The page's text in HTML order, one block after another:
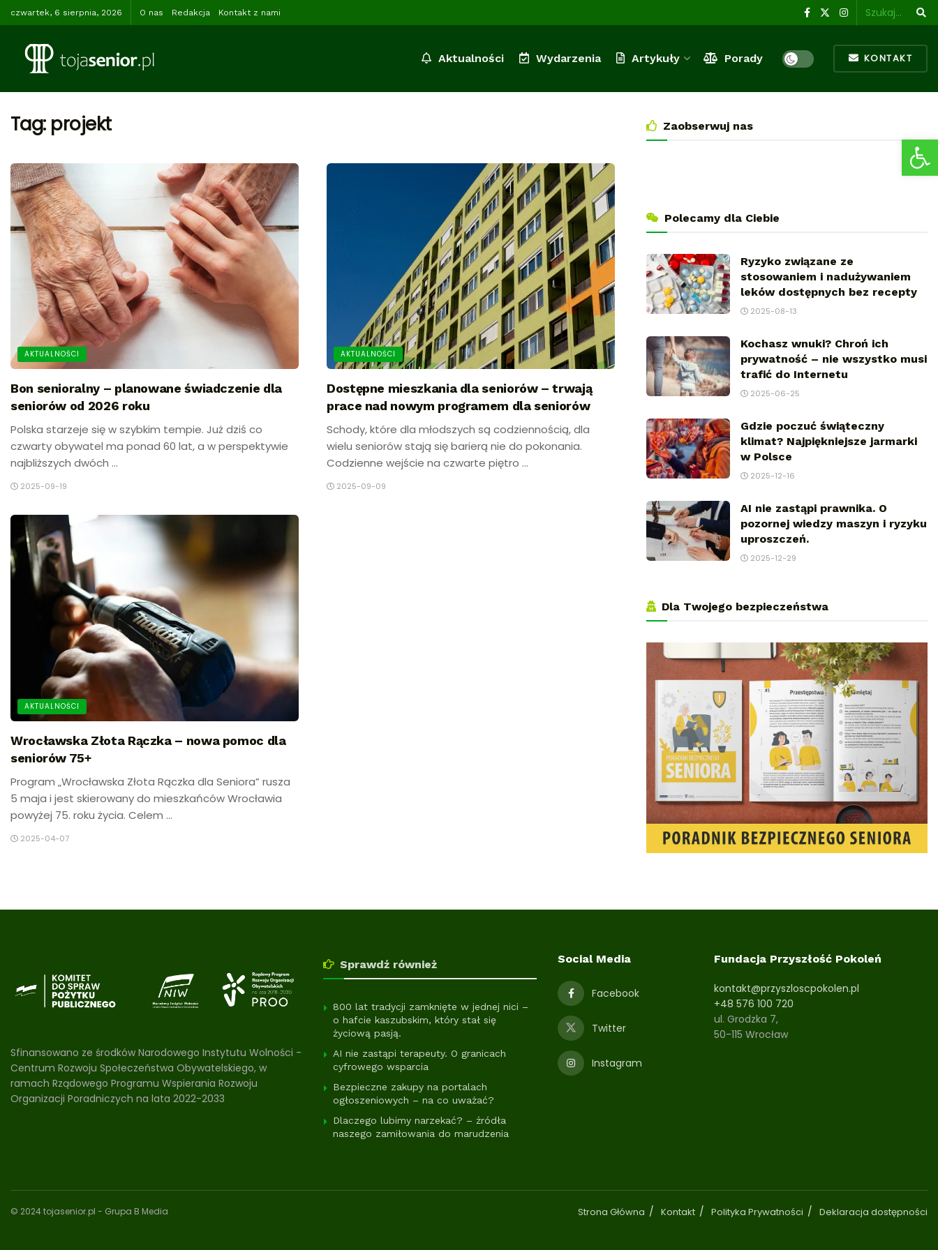
czwartek, 6 sierpnia, 2026 O nas Redakcja Kontakt z nami
Aktualności Wydarzenia Artykuły Porady KONTAKT
Tag: projekt
AKTUALNOŚCI
Bon senioralny – planowane świadczenie dla
seniorów od 2026 roku
Polska starzeje się w szybkim tempie. Już dziś co
czwarty obywatel ma ponad 60 lat, a w perspektywie
najbliższych dwóch ...
2025-09-19
AKTUALNOŚCI
Dostępne mieszkania dla seniorów – trwają
prace nad nowym programem dla seniorów
Schody, które dla młodszych są codziennością, dla
wielu seniorów stają się barierą nie do pokonania.
Codzienne wejście na czwarte piętro ...
2025-09-09
AKTUALNOŚCI
Wrocławska Złota Rączka – nowa pomoc dla
seniorów 75+
Program „Wrocławska Złota Rączka dla Seniora” rusza
5 maja i jest skierowany do mieszkańców Wrocławia
powyżej 75. roku życia. Celem ...
2025-04-07
Zaobserwuj nas
Polecamy dla Ciebie
Ryzyko związane ze
stosowaniem i nadużywaniem
leków dostępnych bez recepty
2025-08-13
Kochasz wnuki? Chroń ich
prywatność – nie wszystko musi
trafić do Internetu
2025-06-25
Gdzie poczuć świąteczny
klimat? Najpiękniejsze jarmarki
w Polsce
2025-12-16
AI nie zastąpi prawnika. O
pozornej wiedzy maszyn i ryzyku
uproszczeń.
2025-12-29
Dla Twojego bezpieczeństwa
Sfinansowano ze środków Narodowego Instytutu Wolności -
Centrum Rozwoju Społeczeństwa Obywatelskiego, w
ramach Rządowego Programu Wspierania Rozwoju
Organizacji Poradniczych na lata 2022-2033
Sprawdź również
800 lat tradycji zamknięte w jednej nici –
o hafcie kaszubskim, który stał się
życiową pasją.
AI nie zastąpi terapeuty. O granicach
cyfrowego wsparcia
Bezpieczne zakupy na portalach
ogłoszeniowych – na co uważać?
Dlaczego lubimy narzekać? – źródła
naszego zamiłowania do marudzenia
Social Media
Facebook
Twitter
Instagram
Fundacja Przyszłość Pokoleń
kontakt@przyszloscpokolen.pl
+48 576 100 720
ul. Grodzka 7,
50-115 Wrocław
© 2024 tojasenior.pl - Grupa B Media Strona Główna Kontakt Polityka Prywatności Deklaracja dostępności